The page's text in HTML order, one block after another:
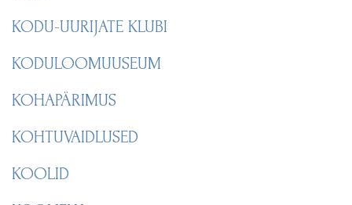
KODU-UURIJATE KLUBI
KODULOOMUUSEUM
KOHAPÄRIMUS
KOHTUVAIDLUSED
KOOLID